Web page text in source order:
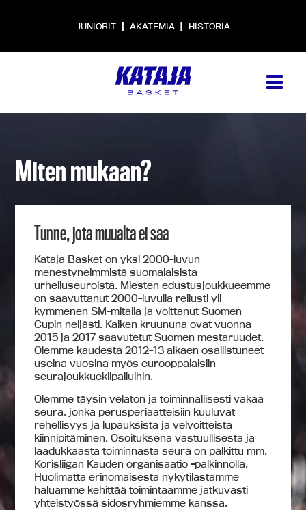
JUNIORIT | AKATEMIA | HISTORIA
Miten mukaan?
Tunne, jota muualta ei saa
Kataja Basket on yksi 2000-luvun
menestyneimmistä suomalaisista
urheiluseuroista. Miesten edustusjoukkueemme
on saavuttanut 2000-luvulla reilusti yli
kymmenen SM-mitalia ja voittanut Suomen
Cupin neljästi. Kaiken kruununa ovat vuonna
2015 ja 2017 saavutetut Suomen mestaruudet.
Olemme kaudesta 2012-13 alkaen osallistuneet
useina vuosina myös eurooppalaisiin
seurajoukkuekilpailuihin.
Olemme täysin velaton ja toiminnallisesti vakaa
seura, jonka perusperiaatteisiin kuuluvat
rehellisyys ja lupauksista ja velvoitteista
kiinnipitäminen. Osoituksena vastuullisesta ja
laadukkaasta toiminnasta seura on palkittu mm.
Korisliigan Kauden organisaatio -palkinnolla.
Huolimatta erinomaisesta nykytilastamme
haluamme kehittää toimintaamme jatkuvasti
yhteistyössä sidosryhmiemme kanssa.